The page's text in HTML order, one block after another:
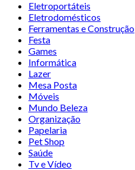
Eletroportáteis
Eletrodomésticos
Ferramentas e Construção
Festa
Games
Informática
Lazer
Mesa Posta
Móveis
Mundo Beleza
Organização
Papelaria
Pet Shop
Saúde
Tv e Vídeo